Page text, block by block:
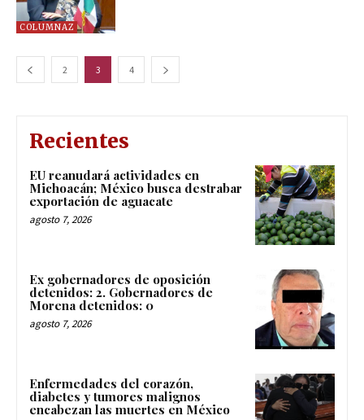
COLUMNAZ
2 3 4
Recientes
EU reanudará actividades en
Michoacán; México busca destrabar
exportación de aguacate
agosto 7, 2026
Ex gobernadores de oposición
detenidos: 2. Gobernadores de
Morena detenidos: 0
agosto 7, 2026
Enfermedades del corazón,
diabetes y tumores malignos
encabezan las muertes en México